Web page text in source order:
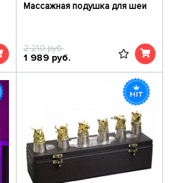
Массажная подушка для шеи
2 210руб.
1 989 руб.